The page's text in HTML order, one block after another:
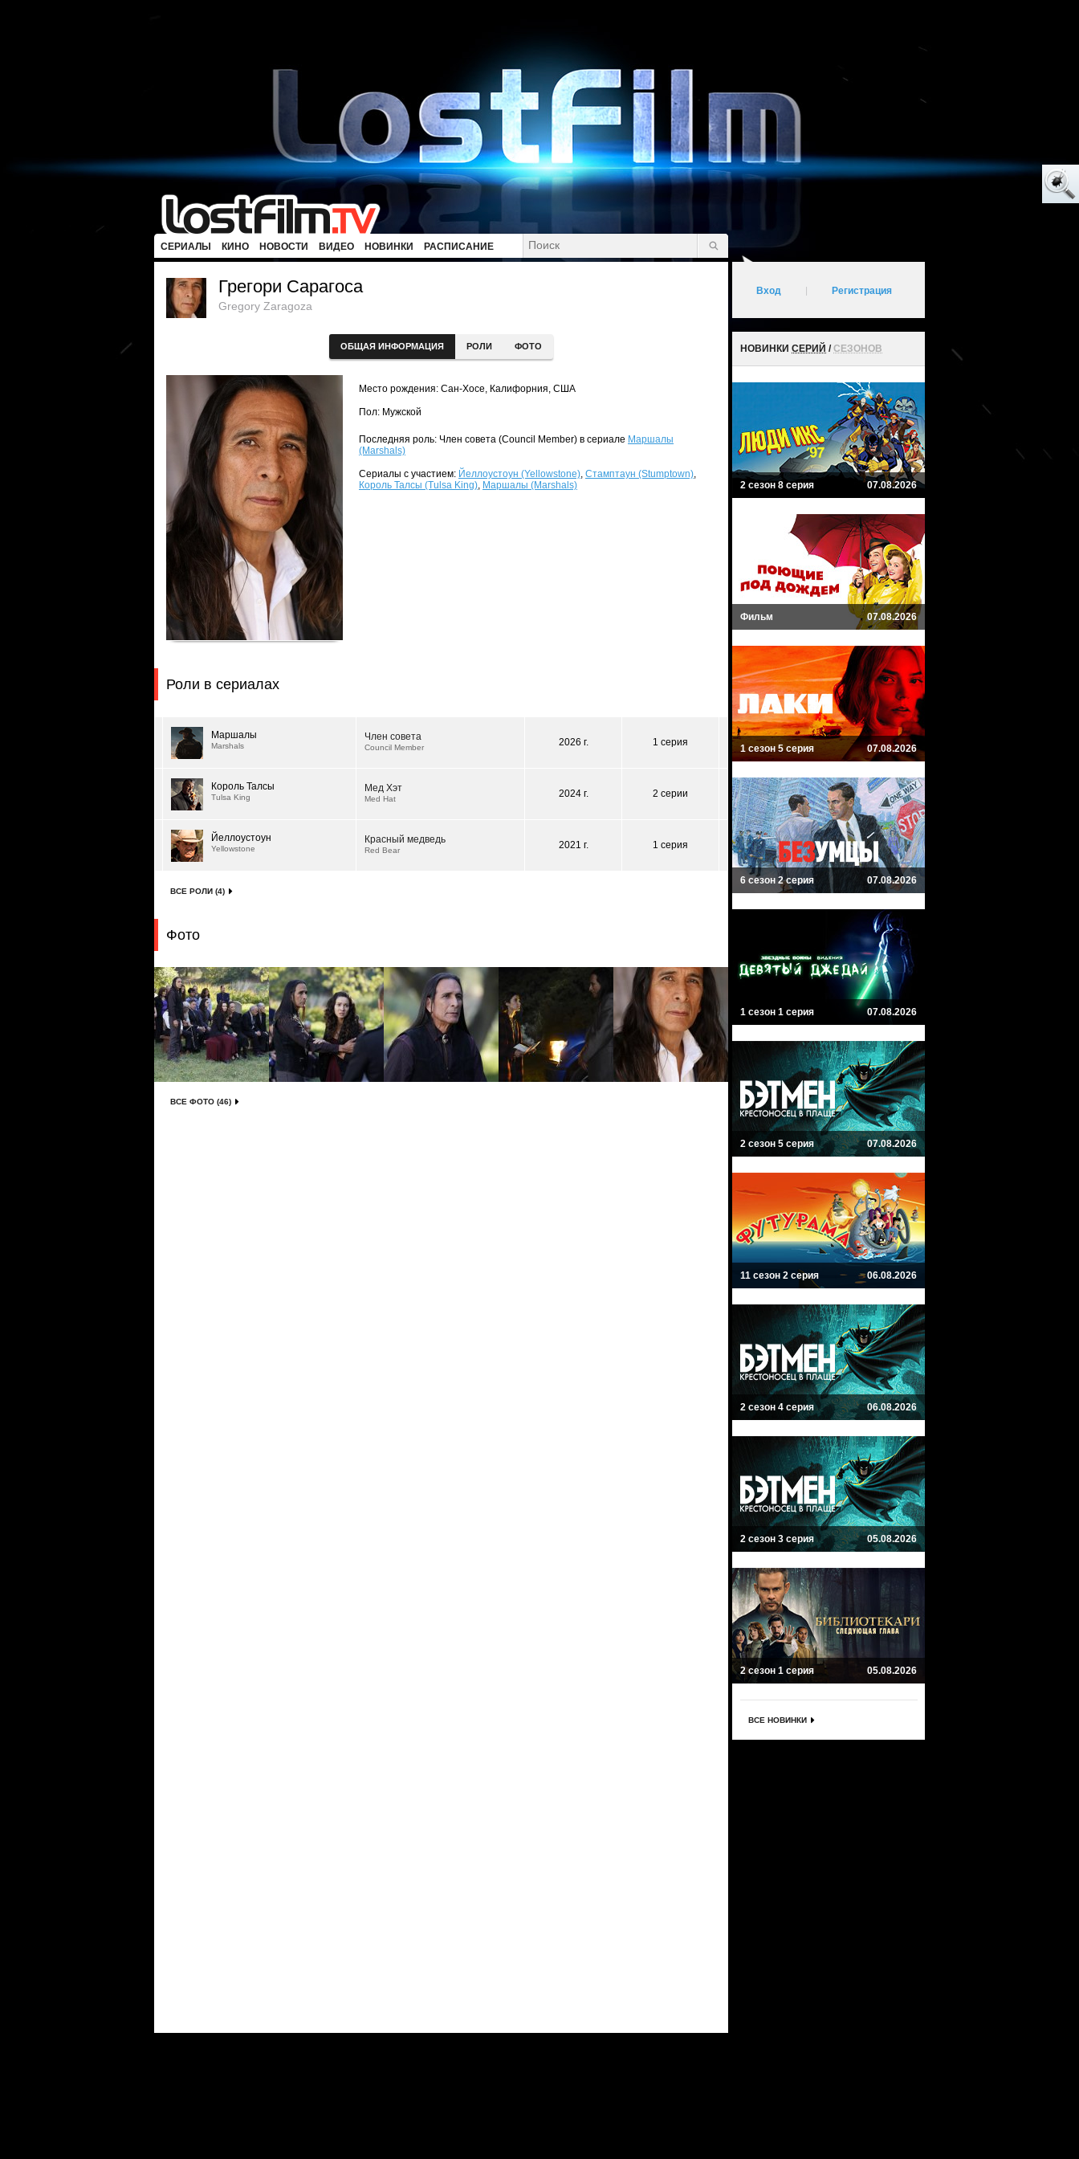
СЕРИАЛЫ КИНО НОВОСТИ ВИДЕО НОВИНКИ РАСПИСАНИЕ
Грегори Сарагоса
Gregory Zaragoza
ОБЩАЯ ИНФОРМАЦИЯ РОЛИ ФОТО
Место рождения: Сан-Хосе, Калифорния, США
Пол: Мужской
Последняя роль: Член совета (Council Member) в сериале Маршалы
(Marshals)
Сериалы с участием: Йеллоустоун (Yellowstone), Стамптаун (Stumptown),
Король Талсы (Tulsa King), Маршалы (Marshals)
Роли в сериалах
Маршалы
Marshals
Член совета
Council Member 2026 г. 1 серия
Король Талсы
Tulsa King
Мед Хэт
Med Hat 2024 г. 2 серии
Йеллоустоун
Yellowstone
Красный медведь
Red Bear 2021 г. 1 серия
ВСЕ РОЛИ (4)
Фото
ВСЕ ФОТО (46)
Вход Регистрация
НОВИНКИ СЕРИЙ /СЕЗОНОВ
2 сезон 8 серия 07.08.2026
Фильм 07.08.2026
1 сезон 5 серия 07.08.2026
6 сезон 2 серия 07.08.2026
1 сезон 1 серия 07.08.2026
2 сезон 5 серия 07.08.2026
11 сезон 2 серия 06.08.2026
2 сезон 4 серия 06.08.2026
2 сезон 3 серия 05.08.2026
2 сезон 1 серия 05.08.2026
ВСЕ НОВИНКИ